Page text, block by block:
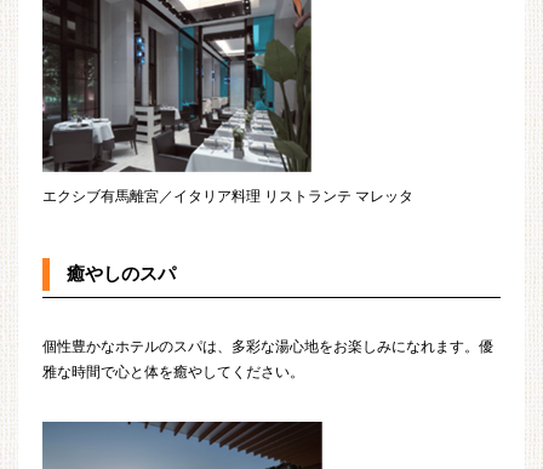
エクシブ有馬離宮／イタリア料理 リストランテ マレッタ
癒やしのスパ
個性豊かなホテルのスパは、多彩な湯心地をお楽しみになれます。優
雅な時間で心と体を癒やしてください。